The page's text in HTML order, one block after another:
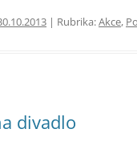
| Rubrika:Akce,
divadlo